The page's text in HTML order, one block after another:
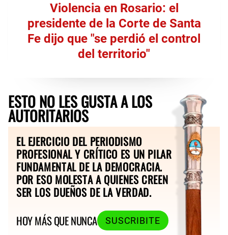
Violencia en Rosario: el
presidente de la Corte de Santa
Fe dijo que "se perdió el control
del territorio"
ESTO NO LES GUSTA A LOS
AUTORITARIOS
EL EJERCICIO DEL PERIODISMO
PROFESIONAL Y CRÍTICO ES UN PILAR
FUNDAMENTAL DE LA DEMOCRACIA.
POR ESO MOLESTA A QUIENES CREEN
SER LOS DUEÑOS DE LA VERDAD.
HOY MÁS QUE NUNCA
SUSCRIBITE